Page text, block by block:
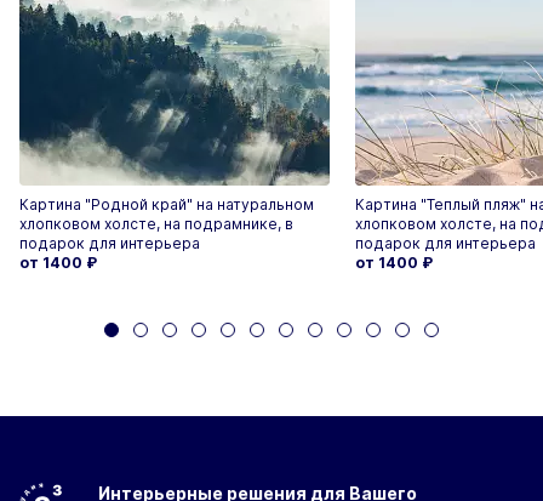
Картина "Родной край" на натуральном
хлопковом холсте, на подрамнике, в
подарок для интерьера
от 1400 ₽
Картина "Теплый пляж"
хлопковом холсте, на
подарок для интерьера
от 1400 ₽
Интерьерные решения для Вашего